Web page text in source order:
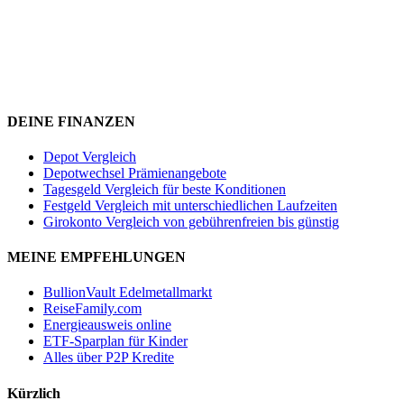
DEINE FINANZEN
Depot Vergleich
Depotwechsel Prämienangebote
Tagesgeld Vergleich für beste Konditionen
Festgeld Vergleich mit unterschiedlichen Laufzeiten
Girokonto Vergleich von gebührenfreien bis günstig
MEINE EMPFEHLUNGEN
BullionVault Edelmetallmarkt
ReiseFamily.com
Energieausweis online
ETF-Sparplan für Kinder
Alles über P2P Kredite
Kürzlich